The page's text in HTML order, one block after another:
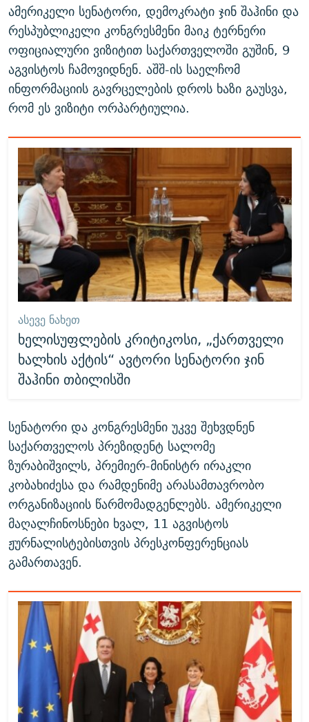
ამერიკელი სენატორი, დემოკრატი ჯინ შაჰინი და
რესპუბლიკელი კონგრესმენი მაიკ ტერნერი
ოფიციალური ვიზიტით საქართველოში გუშინ, 9
აგვისტოს ჩამოვიდნენ. აშშ-ის საელჩომ
ინფორმაციის გავრცელების დროს ხაზი გაუსვა,
რომ ეს ვიზიტი ორპარტიულია.
ᲐᲡᲔᲕᲔ ᲜᲐᲮᲔᲗ
ხელისუფლების კრიტიკოსი, „ქართველი
ხალხის აქტის“ ავტორი სენატორი ჯინ
შაჰინი თბილისში
სენატორი და კონგრესმენი უკვე შეხვდნენ
საქართველოს პრეზიდენტ სალომე
ზურაბიშვილს, პრემიერ-მინისტრ ირაკლი
კობახიძესა და რამდენიმე არასამთავრობო
ორგანიზაციის წარმომადგენლებს. ამერიკელი
მაღალჩინოსნები ხვალ, 11 აგვისტოს
ჟურნალისტებისთვის პრესკონფერენციას
გამართავენ.